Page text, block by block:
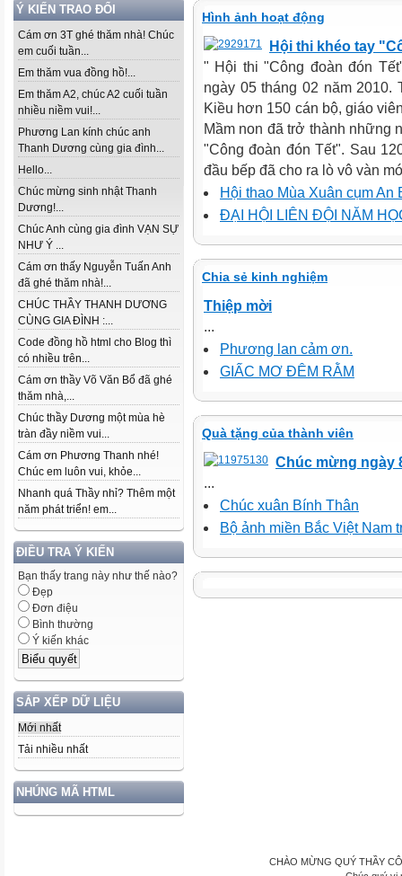
Ý KIẾN TRAO ĐỔI
Cám ơn 3T ghé thăm nhà! Chúc
em cuối tuần...
Em thăm vua đồng hồ!...
Em thăm A2, chúc A2 cuối tuần
nhiều niềm vui!...
Phương Lan kính chúc anh
Thanh Dương cùng gia đình...
Hello...
Chúc mừng sinh nhật Thanh
Dương!...
Chúc Anh cùng gia đình VẠN SỰ
NHƯ Ý ...
Cám ơn thấy Nguyễn Tuấn Anh
đã ghé thăm nhà!...
CHÚC THẦY THANH DƯƠNG
CÙNG GIA ĐÌNH :...
Code đồng hồ html cho Blog thì
có nhiều trên...
Cám ơn thầy Võ Văn Bổ đã ghé
thăm nhà,...
Chúc thầy Dương một mùa hè
tràn đầy niềm vui...
Cám ơn Phương Thanh nhé!
Chúc em luôn vui, khỏe...
Nhanh quá Thầy nhỉ? Thêm một
năm phát triển! em...
ĐIỀU TRA Ý KIẾN
Bạn thấy trang này như thế nào?
Đẹp
Đơn điệu
Bình thường
Ý kiến khác
SẮP XẾP DỮ LIỆU
Mới nhất
Tải nhiều nhất
NHÚNG MÃ HTML
Hình ảnh hoạt động
Hội thi khéo tay
" Hội thi "Công đoàn đón
ngày 05 tháng 02 năm
Kiều hơn 150 cán bộ, giáo
Mầm non đã trở thành những
"Công đoàn đón Tết". Sau
đầu bếp đã cho ra lò vô vàn
Hội thao Mùa Xuân cụm
ĐẠI HỘI LIÊN ĐỘI NĂM
Chia sẻ kinh nghiệm
Thiệp mời
...
Phương lan cảm ơn.
GIẤC MƠ ĐÊM RẰM
Quà tặng của thành viên
Chúc mừng ngày
...
Chúc xuân Bính Thân
Bộ ảnh miền Bắc Việt Nam
CHÀO MỪNG QUÝ THẦY